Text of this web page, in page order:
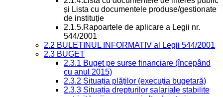
și Lista cu documentele produse/gestionate
de instituție
2.1.5.Rapoartele de aplicare a Legii nr.
544/2001
2.2 BULETINUL INFORMATIV al Legii 544/2001
2.3 BUGET
2.3.1 Buget pe surse financiare (începând
cu anul 2015)
2.3.2 Situația plăților (execuția bugetară)
2.3.3 Situația drepturilor salariale stabilite